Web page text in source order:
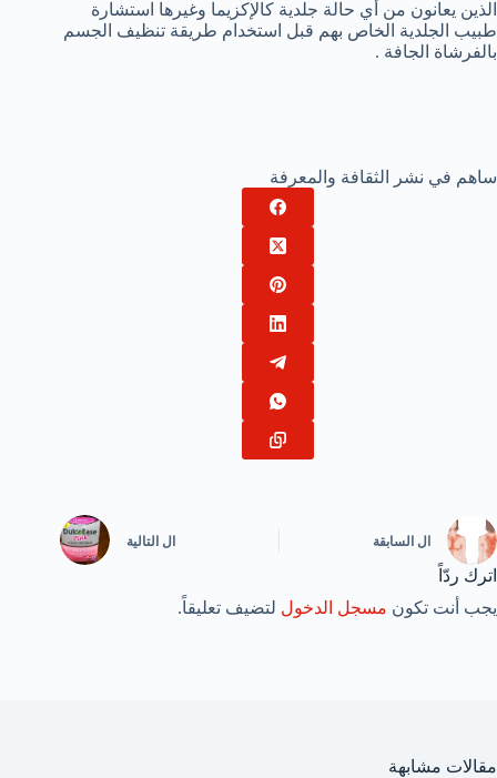
الذين يعانون من أي حالة جلدية كالإكزيما وغيرها استشارة
طبيب الجلدية الخاص بهم قبل استخدام طريقة تنظيف الجسم
بالفرشاة الجافة .
ساهم في نشر الثقافة والمعرفة
ال السابقة ال التالية
اترك ردّاً
يجب أنت تكون مسجل الدخول لتضيف تعليقاً.
مقالات مشابهة